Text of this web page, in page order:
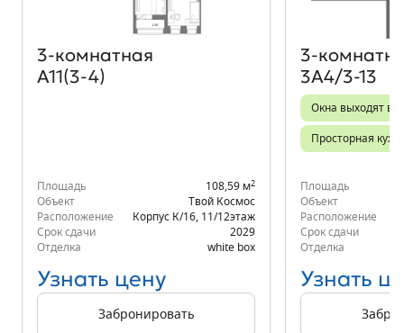
3‑комнатная
А11(3-4)
Площадь 108,59 м2
Объект
Твой Космос
Расположение
Корпус К/16 11/12этаж
Срок сдачи
2029
Отделка
white box
Узнать цену
Забронировать
3А4/3-13
Окна выходят во
Просторная
Площадь
Объект
Расположение
Срок сдачи
Отделка
Узнать